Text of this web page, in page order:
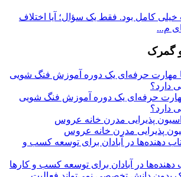
کامل بود. فقط یک سؤال؛ آیا اختلاف
م...
و گمرک
حرفه‌ای یک دوره آموزش فنگ شویی
دارد؟
پذیرایی مدرن خانه عروس
در آبادان برای توسعه کسب‌ و کارها